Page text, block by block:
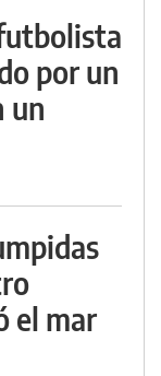
por un
un
el mar